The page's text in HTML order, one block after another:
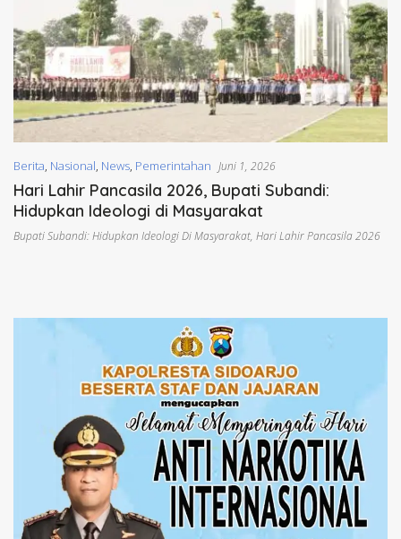
Berita, Nasional, News, Pemerintahan Juni 1, 2026
Hari Lahir Pancasila 2026, Bupati Subandi:
Hidupkan Ideologi di Masyarakat
Bupati Subandi: Hidupkan Ideologi Di Masyarakat, Hari Lahir Pancasila 2026